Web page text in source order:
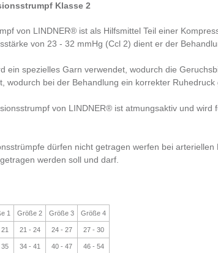
Klasse 2
von LINDNER® ist als Hilfsmittel Teil einer
von 23 - 32 mmHg (Ccl 2) dient er der
ein spezielles Garn verwendet, wodurch die
wodurch bei der Behandlung ein korrekter Ruhedruck
von LINDNER® ist atmungsaktiv und
dürfen nicht getragen werfen bei
werden soll und darf.
1 Größe 2 Größe 3 Größe 4
21 - 24 24 - 27 27 - 30
34 - 41 40 - 47 46 - 54